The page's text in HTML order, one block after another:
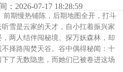
：2026-07-17 18:28:59
前期慢热铺陈，后期地图全开，打斗
雪是云家的天才，自小扛着振兴家
两人结伴闯秘境、探万妖森林，却
择路闯焚天谷。谷中偶得秘闻：十
了无数隐患，而她们已被卷进这场